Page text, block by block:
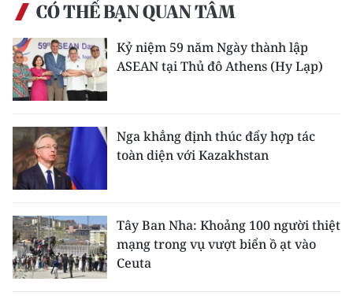
CÓ THỂ BẠN QUAN TÂM
Kỷ niệm 59 năm Ngày thành lập
ASEAN tại Thủ đô Athens (Hy Lạp)
Nga khẳng định thúc đẩy hợp tác
toàn diện với Kazakhstan
Tây Ban Nha: Khoảng 100 người thiệt
mạng trong vụ vượt biển ồ ạt vào
Ceuta